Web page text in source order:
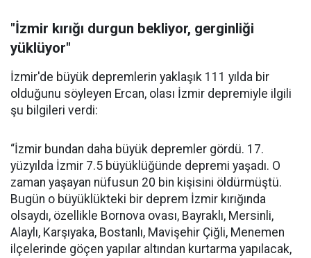
"İzmir kırığı durgun bekliyor, gerginliği
yüklüyor"
İzmir'de büyük depremlerin yaklaşık 111 yılda bir
olduğunu söyleyen Ercan, olası İzmir depremiyle ilgili
şu bilgileri verdi:
“İzmir bundan daha büyük depremler gördü. 17.
yüzyılda İzmir 7.5 büyüklüğünde depremi yaşadı. O
zaman yaşayan nüfusun 20 bin kişisini öldürmüştü.
Bugün o büyüklükteki bir deprem İzmir kırığında
olsaydı, özellikle Bornova ovası, Bayraklı, Mersinli,
Alaylı, Karşıyaka, Bostanlı, Mavişehir Çiğli, Menemen
ilçelerinde göçen yapılar altından kurtarma yapılacak,